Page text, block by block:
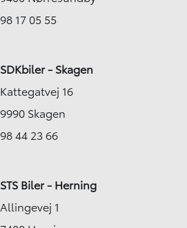
98 17 05 55
SDKbiler - Skagen
Kattegatvej 16
9990 Skagen
98 44 23 66
STS Biler - Herning
Allingevej 1